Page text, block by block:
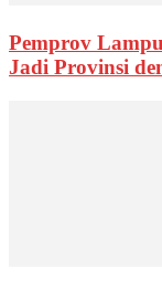
Pemprov
Jadi Provinsi